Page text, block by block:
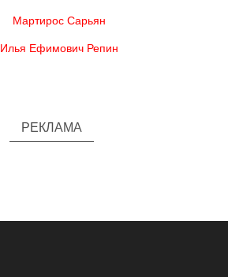
Мартирос Сарьян
Илья Ефимович Репин
РЕКЛАМА